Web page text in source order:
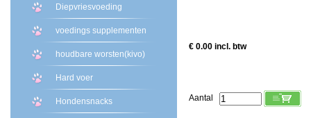
Diepvriesvoeding
voedings supplementen
houdbare worsten(kivo)
Hard voer
Hondensnacks
€ 0.00 incl. btw
Aantal